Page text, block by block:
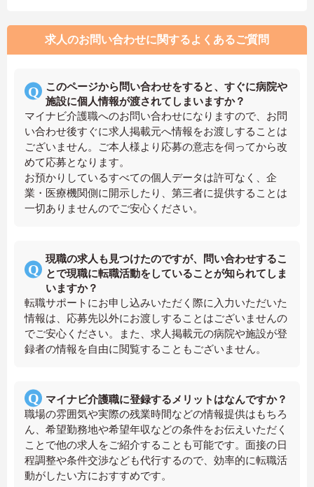
求人のお問い合わせに関するよくあるご質問
このページから問い合わせをすると、すぐに病院や
施設に個人情報が渡されてしまいますか？
マイナビ介護職へのお問い合わせになりますので、お問
い合わせ後すぐに求人掲載元へ情報をお渡しすることは
ございません。ご本人様より応募の意志を伺ってから改
めて応募となります。
お預かりしているすべての個人データは許可なく、企
業・医療機関側に開示したり、第三者に提供することは
一切ありませんのでご安心ください。
現職の求人も見つけたのですが、問い合わせするこ
とで現職に転職活動をしていることが知られてしま
いますか？
転職サポートにお申し込みいただく際に入力いただいた
情報は、応募先以外にお渡しすることはございませんの
でご安心ください。また、求人掲載元の病院や施設が登
録者の情報を自由に閲覧することもございません。
マイナビ介護職に登録するメリットはなんですか？
職場の雰囲気や実際の残業時間などの情報提供はもちろ
ん、希望勤務地や希望年収などの条件をお伝えいただく
ことで他の求人をご紹介することも可能です。面接の日
程調整や条件交渉なども代行するので、効率的に転職活
動がしたい方におすすめです。